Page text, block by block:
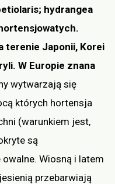
hydrangea
terenie Japonii, Korei
W Europie znana
wytwarzają się
których hortensja
(warunkiem jest,
są
Wiosną i latem
przebarwiają